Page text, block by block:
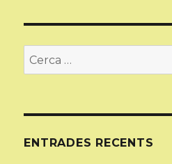
Cerca:
ENTRADES RECENTS